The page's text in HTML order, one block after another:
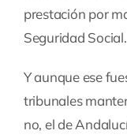
prestación por
Seguridad Social.
Y aunque ese
tribunales
no, el de